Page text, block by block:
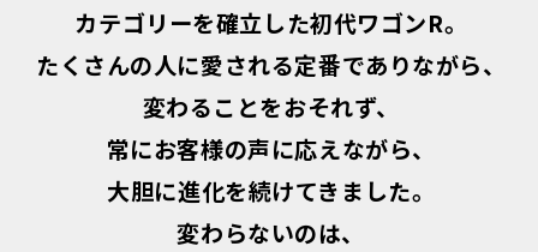
カテゴリーを確立した初代ワゴンR。
たくさんの人に愛される定番でありながら、
変わることをおそれず、
常にお客様の声に応えながら、
大胆に進化を続けてきました。
変わらないのは、